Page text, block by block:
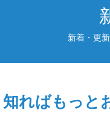
新着・更
知ればもっと